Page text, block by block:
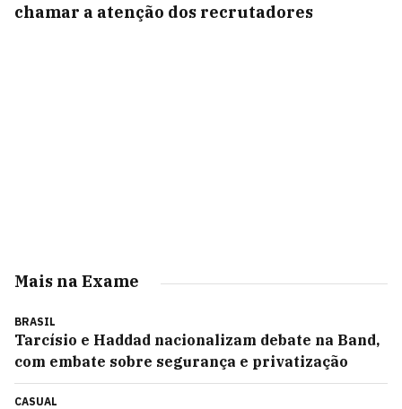
chamar a atenção dos recrutadores
Mais na Exame
BRASIL
Tarcísio e Haddad nacionalizam debate na Band,
com embate sobre segurança e privatização
CASUAL